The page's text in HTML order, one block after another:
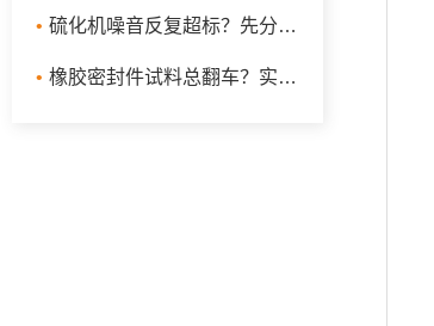
• 硫化机噪音反复超标？先分清楚是泵源噪音还是合模冲击
• 橡胶密封件试料总翻车？实验室炼胶机选型先看转子和温控配置